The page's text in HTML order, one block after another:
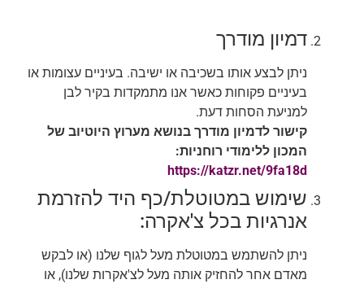
דמיון מודרך
ניתן לבצע אותו בשכיבה או ישיבה. בעיניים עצומות או
בעיניים פקוחות כאשר אנו מתמקדות בקיר לבן
למניעת הסחות דעת.
קישור לדמיון מודרך בנושא מערוץ היוטיוב של
המכון ללימודי רוחניות:
https://katzr.net/9fa18d
שימוש במטוטלת/כף היד להזרמת
אנרגיות בכל צ'אקרה:
ניתן להשתמש במטוטלת מעל לגוף שלנו (או לבקש
מאדם אחר להחזיק אותה מעל לצ'אקרות שלנו), או